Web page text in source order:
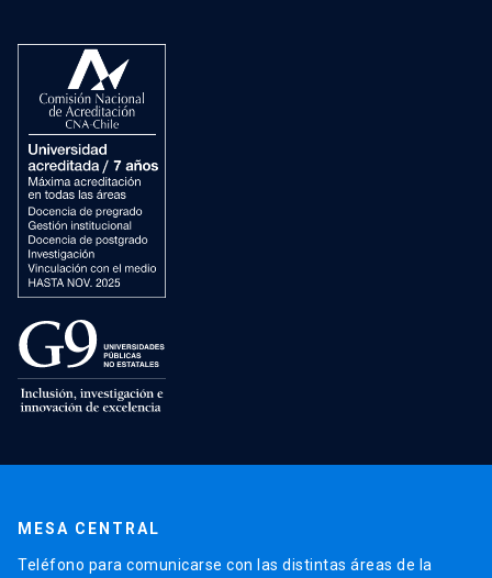
MESA CENTRAL
Teléfono para comunicarse con las distintas áreas de la